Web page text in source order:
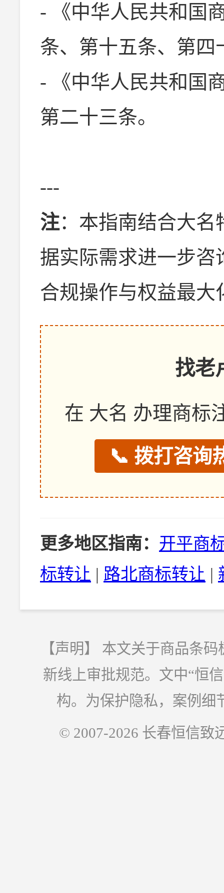
- 《中华人民共和国
条、第十五条、第四
- 《中华人民共和国
第二十三条。
---
注：本指南结合大名
据实际需求进一步咨
合规操作与权益最大
找老
在 大名 办理商标
📞 拨打咨询
更多地区指南： 开平商
标转让 | 路北商标转让 |
【声明】 本文关于商品条
新线上审批规范。文中“恒
构。为保护隐私，案例细
© 2007-2026 长春恒信致